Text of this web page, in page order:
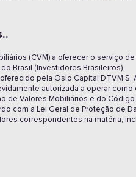
(CVM) a oferecer o serviço
Brasil (Investidores Brasileiros).
pela Oslo Capital DTVM S.
autorizada a operar
de Valores Mobiliários e do
a Lei Geral de Proteção de
correspondentes na matéria,